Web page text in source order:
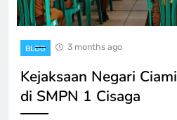
BLOG 3 months ago
Kejaksaan Negari
di SMPN 1 Cisaga